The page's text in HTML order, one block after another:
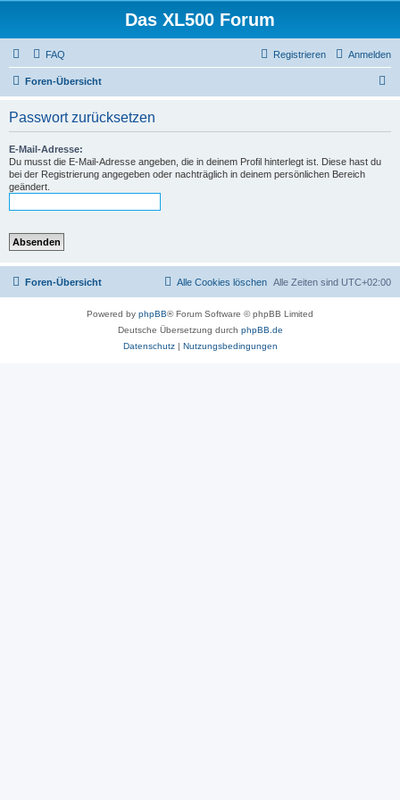
Das XL500 Forum
FAQ Anmelden
Registrieren
Foren-Übersicht
Passwort zurücksetzen
E-Mail-Adresse:
Du musst die E-Mail-Adresse angeben, die in deinem Profil hinterlegt ist. Diese hast du
bei der Registrierung angegeben oder nachträglich in deinem persönlichen Bereich
geändert.
Foren-Übersicht Alle Zeiten sind UTC+02:00
Alle Cookies löschen
Powered by phpBB® Forum Software © phpBB Limited
Deutsche Übersetzung durch phpBB.de
Datenschutz| Nutzungsbedingungen